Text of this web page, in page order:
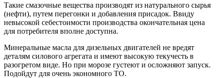
Такие смазочные вещества производят из натурального сырья
(нефти), путем перегонки и добавления присадок. Ввиду
невысокой себестоимости производства окончательная цена
для потребителя вполне доступна.
Минеральные масла для дизельных двигателей не вредят
деталям силового агрегата и имеют высокую текучесть в
разогретом виде. Но при морозе густеют и осложняют запуск.
Подойдут для очень экономного ТО.